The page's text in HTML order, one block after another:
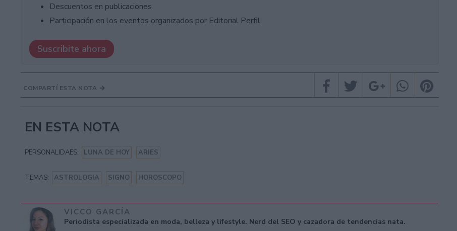
Descuentos en publicaciones
Participación en los eventos organizados por Editorial Perfil.
Suscribite ahora
COMPARTÍ ESTA NOTA
EN ESTA NOTA
PERSONALIDAES: LUNA DE HOY ARIES
TEMAS: ASTROLOGIA SIGNO HOROSCOPO
VICCO GARCÍA
Periodista especializada en moda, belleza y lifestyle. Nerd del SEO y cazadora de tendencias nata.